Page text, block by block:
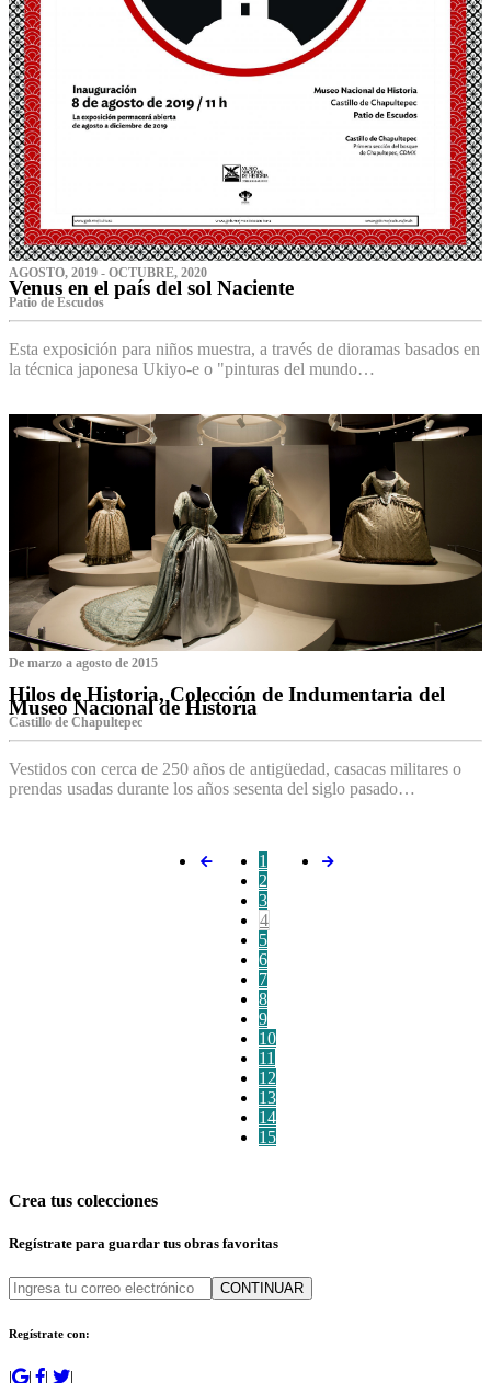
AGOSTO, 2019 - OCTUBRE, 2020
Venus en el país del sol Naciente
P‌atio de Escudos
Esta exposición para niños muestra, a través de dioramas basados en
la técnica japonesa Ukiyo-e o "pinturas del mundo…
De marzo a agosto de 2015
Hilos de Historia, Colección de Indumentaria del
Museo Nacional de Historia
Castillo de Chapultepec
Vestidos con cerca de 250 años de antigüedad, casacas militares o
prendas usadas durante los años sesenta del siglo pasado…
1
2
3
4
5
6
7
8
9
10
11
12
13
14
15
Crea tus colecciones
Regístrate para guardar tus obras favoritas
CONTINUAR
Regístrate con:
| | | |